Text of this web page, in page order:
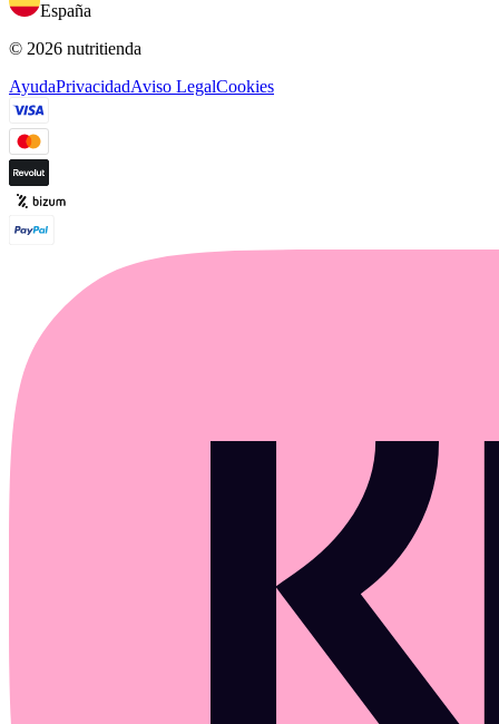
España
© 2026 nutritienda
AyudaPrivacidadAviso LegalCookies